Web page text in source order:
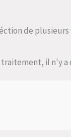
de
il n'y a